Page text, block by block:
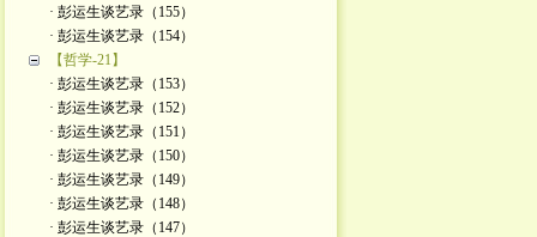
· 彭运生谈艺录（155）
· 彭运生谈艺录（154）
【哲学-21】
· 彭运生谈艺录（153）
· 彭运生谈艺录（152）
· 彭运生谈艺录（151）
· 彭运生谈艺录（150）
· 彭运生谈艺录（149）
· 彭运生谈艺录（148）
· 彭运生谈艺录（147）